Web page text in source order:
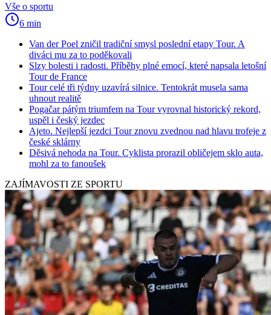
Vše o sportu
6 min
Van der Poel zničil tradiční smysl poslední etapy Tour. A
diváci mu za to poděkovali
Slzy bolesti i radosti. Příběhy plné emocí, které napsala letošní
Tour de France
Tour celé tři týdny uzavírá silnice. Tentokrát musela sama
uhnout realitě
Pogačar pátým triumfem na Tour vyrovnal historický rekord,
uspěl i český jezdec
Ajeto. Nejlepší jezdci Tour znovu zvednou nad hlavu trofeje z
české sklárny
Děsivá nehoda na Tour. Cyklista prorazil obličejem sklo auta,
mohl za to fanoušek
ZAJÍMAVOSTI ZE SPORTU